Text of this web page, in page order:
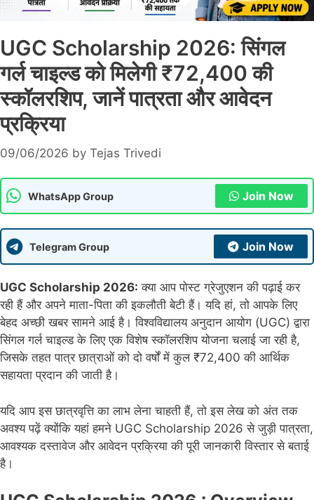
UGC Scholarship 2026: सिंगल
गर्ल चाइल्ड को मिलेगी ₹72,400 की
स्कॉलरशिप, जानें पात्रता और आवेदन
प्रक्रिया
09/06/2026 by Tejas Trivedi
WhatsApp Group Join Now
Telegram Group Join Now
UGC Scholarship 2026: क्या आप पोस्ट ग्रेजुएशन की पढ़ाई कर
रही हैं और अपने माता-पिता की इकलौती बेटी हैं। यदि हां, तो आपके लिए
बेहद अच्छी खबर सामने आई है। विश्वविद्यालय अनुदान आयोग (UGC) द्वारा
सिंगल गर्ल चाइल्ड के लिए एक विशेष स्कॉलरशिप योजना चलाई जा रही है,
जिसके तहत पात्र छात्राओं को दो वर्षों में कुल ₹72,400 की आर्थिक
सहायता प्रदान की जाती है।
यदि आप इस छात्रवृत्ति का लाभ लेना चाहती हैं, तो इस लेख को अंत तक
अवश्य पढ़ें क्योंकि यहां हमने UGC Scholarship 2026 से जुड़ी पात्रता,
आवश्यक दस्तावेज और आवेदन प्रक्रिया की पूरी जानकारी विस्तार से बताई
है।